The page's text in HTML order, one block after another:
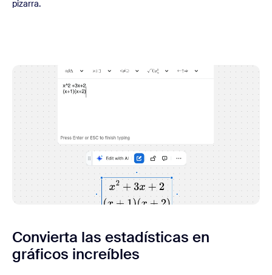
pizarra.
Convierta las estadísticas en
gráficos increíbles